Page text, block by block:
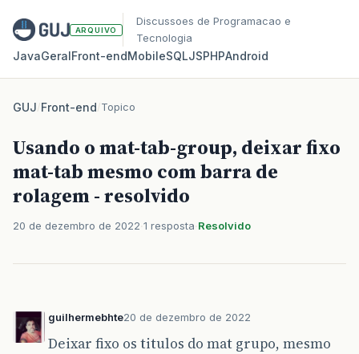
ARQUIVO
Discussoes de Programacao e
Tecnologia
JavaGeralFront‑endMobileSQLJSPHPAndroid
GUJ/Front-end/Topico
Usando o mat-tab-group, deixar fixo
mat-tab mesmo com barra de
rolagem - resolvido
20 de dezembro de 2022 1 resposta Resolvido
guilhermebhte20 de dezembro de 2022
Deixar fixo os titulos do mat grupo, mesmo